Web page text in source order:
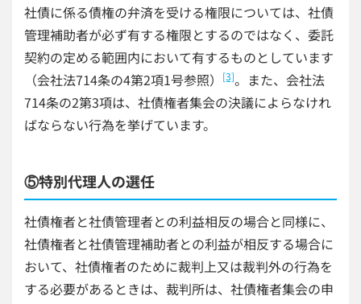
社債に係る債権の弁済を受ける権限については、社債
管理補助者が必ず有する権限とするのではなく、委託
契約の定める範囲内において有するものとしています
（会社法714条の4第2項1号参照）
[3]。また、会社法
714条の2第3項は、社債権者集会の決議によらなけれ
ばならない行為を挙げています。
⑤特別代理人の選任
社債権者と社債管理者との利益相反の場合と同様に、
社債権者と社債管理補助者との利益が相反する場合に
おいて、社債権者のために裁判上又は裁判外の行為を
する必要があるときは、裁判所は、社債権者集会の申